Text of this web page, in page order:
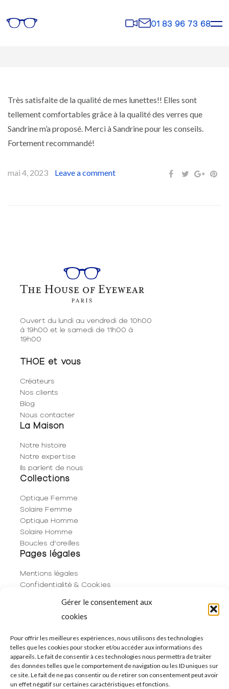
Gérer le consentement aux
cookies
Pour offrir les meilleures expériences, nous utilisons des technologies
telles que les cookies pour stocker et/ou accéder aux informations des
appareils. Le fait de consentir à ces technologies nous permettra de traiter
des données telles que le comportement de navigation ou les ID uniques sur
ce site. Le fait de ne pas consentir ou de retirer son consentement peut avoir
un effet négatif sur certaines caractéristiques et fonctions.
Rendez-
vous
Contact
01 83 96 73 68
Très satisfaite de la qualité de mes lunettes!! Elles sont
tellement comfortables grâce à la qualité des verres que
Sandrine m’a proposé. Merci à Sandrine pour les conseils.
Fortement recommandé!
mai 4, 2023 Leave a comment
Ouvert du lundi au vendredi de 10h00
à 19h00 et le samedi de 11h00 à
19h00
THOE et vous
Créateurs
Nos clients
Blog
Nous contacter
La Maison
Notre histoire
Notre expertise
Ils parlent de nous
Collections
Optique Femme
Solaire Femme
Optique Homme
Solaire Homme
Boucles d’oreilles
Pages légales
Mentions légales
Confidentialité & Cookies
Politique de cookies (UE)
06 29 53 66 63
01 83 96 73 68
250 Rue de Rivoli
75001 Paris